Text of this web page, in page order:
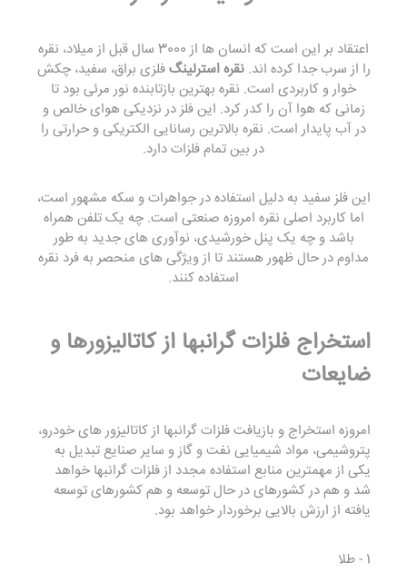
اعتقاد بر این است که انسان ها از 3000 سال قبل از میلاد، نقره
را از سرب جدا کرده اند.نقره استرلینگفلزی براق، سفید، چکش
خوار و کاربردی است. نقره بهترین بازتابنده نور مرئی بود تا
زمانی که هوا آن را کدر کرد. این فلز در نزدیکی هوای خالص و
در آب پایدار است. نقره بالاترین رسانایی الکتریکی و حرارتی را
در بین تمام فلزات دارد.
این فلز سفید به دلیل استفاده در جواهرات و سکه مشهور است،
اما کاربرد اصلی نقره امروزه صنعتی است. چه یک تلفن همراه
باشد و چه یک پنل خورشیدی، نوآوری های جدید به طور
مداوم در حال ظهور هستند تا از ویژگی های منحصر به فرد نقره
استفاده کنند.
استخراج فلزات گرانبها از کاتالیزورها و
ضایعات
امروزه استخراج و بازیافت فلزات گرانبها از کاتالیزور های خودرو،
پتروشیمی، مواد شیمیایی نفت و گاز و سایر صنایع تبدیل به
یکی از مهمترین منابع استفاده مجدد از فلزات گرانبها خواهد
شد و هم در کشورهای در حال توسعه و هم کشورهای توسعه
یافته از ارزش بالایی برخوردار خواهد بود.
1 - طلا